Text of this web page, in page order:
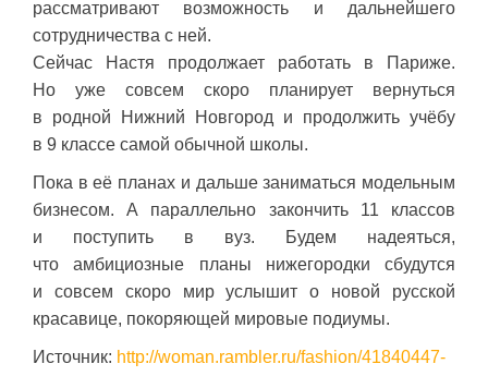
рассматривают возможность и дальнейшего
сотрудничества с ней.
Сейчас Настя продолжает работать в Париже.
Но уже совсем скоро планирует вернуться
в родной Нижний Новгород и продолжить учёбу
в 9 классе самой обычной школы.
Пока в её планах и дальше заниматься модельным
бизнесом. А параллельно закончить 11 классов
и поступить в вуз. Будем надеяться,
что амбициозные планы нижегородки сбудутся
и совсем скоро мир услышит о новой русской
красавице, покоряющей мировые подиумы.
Источник: http://woman.rambler.ru/fashion/41840447-